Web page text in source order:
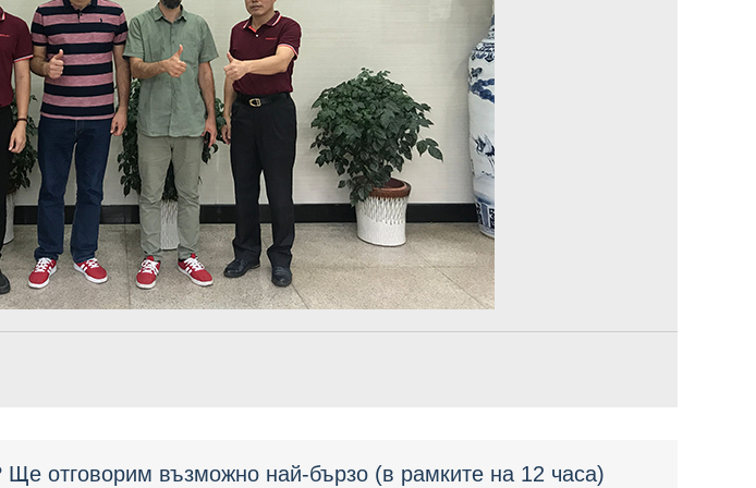
Ще отговорим възможно най-бързо (в рамките на 12 часа)